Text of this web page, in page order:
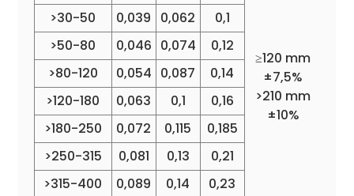
≥120 mm
±7,5%
>210 mm
±10%
>30-50 0,039 0,062
0,1
>50-80
0,046 0,074
0,12
>80-120
0,054 0,087
0,14
>120-180
0,063 0,1
0,16
>180-250
0,072 0,115
0,185
>250-315
0,081 0,13
0,21
>315-400
0,089 0,14 0,23